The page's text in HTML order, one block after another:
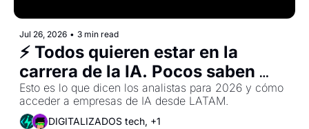
Jul 26, 2026 • 3 min read
⚡ Todos quieren estar en la
carrera de la IA. Pocos saben
cómo entrar
Esto es lo que dicen los analistas para 2026 y cómo
acceder a empresas de IA desde LATAM.
DIGITALIZADOS tech, +1